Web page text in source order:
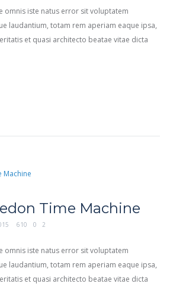
omnis iste natus error sit voluptatem
laudantium, totam rem aperiam eaque ipsa,
et quasi architecto beatae vitae dicta
Time Machine
610 0 2
omnis iste natus error sit voluptatem
laudantium, totam rem aperiam eaque ipsa,
et quasi architecto beatae vitae dicta